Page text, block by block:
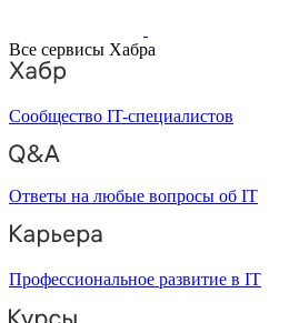
Все сервисы Хабра
Сообщество IT-специалистов
Ответы на любые вопросы об IT
Профессиональное развитие в IT